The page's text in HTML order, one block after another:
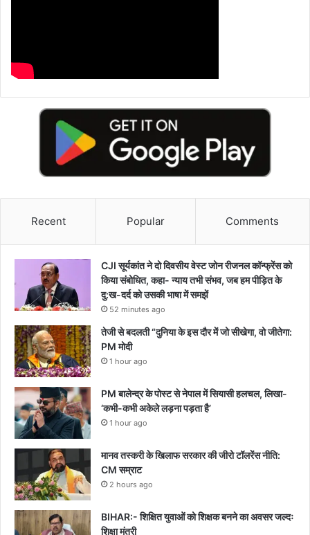
Recent Popular Comments
CJI सूर्यकांत ने दो दिवसीय वेस्ट जोन रीजनल कॉन्फ्रेंस को
किया संबोधित, कहा- न्याय तभी संभव, जब हम पीड़ित के
दु:ख-दर्द को उसकी भाषा में समझें
52 minutes ago
तेजी से बदलती “दुनिया के इस दौर में जो सीखेगा, वो जीतेगा:
PM मोदी
1 hour ago
PM बालेन्द्र के पोस्ट से नेपाल में सियासी हलचल, लिखा-
‘कभी-कभी अकेले लड़ना पड़ता है’
1 hour ago
मानव तस्करी के खिलाफ सरकार की जीरो टॉलरेंस नीति:
CM सम्राट
2 hours ago
BIHAR:- शिक्षित युवाओं को शिक्षक बनने का अवसर जल्दः
शिक्षा मंत्री